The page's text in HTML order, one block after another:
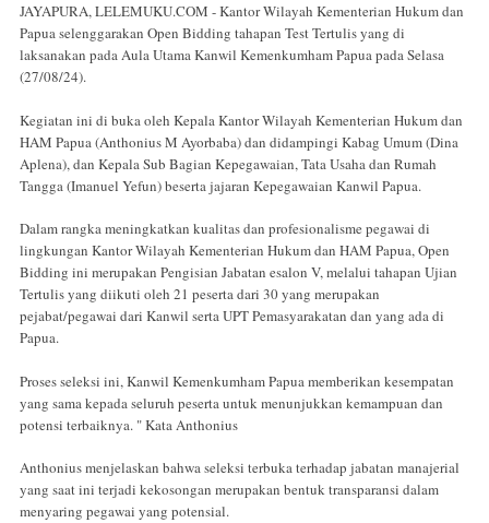
JAYAPURA, LELEMUKU.COM - Kantor Wilayah Kementerian Hukum dan
Papua selenggarakan Open Bidding tahapan Test Tertulis yang di
laksanakan pada Aula Utama Kanwil Kemenkumham Papua pada Selasa
(27/08/24).
Kegiatan ini di buka oleh Kepala Kantor Wilayah Kementerian Hukum dan
HAM Papua (Anthonius M Ayorbaba) dan didampingi Kabag Umum (Dina
Aplena), dan Kepala Sub Bagian Kepegawaian, Tata Usaha dan Rumah
Tangga (Imanuel Yefun) beserta jajaran Kepegawaian Kanwil Papua.
Dalam rangka meningkatkan kualitas dan profesionalisme pegawai di
lingkungan Kantor Wilayah Kementerian Hukum dan HAM Papua, Open
Bidding ini merupakan Pengisian Jabatan esalon V, melalui tahapan Ujian
Tertulis yang diikuti oleh 21 peserta dari 30 yang merupakan
pejabat/pegawai dari Kanwil serta UPT Pemasyarakatan dan yang ada di
Papua.
Proses seleksi ini, Kanwil Kemenkumham Papua memberikan kesempatan
yang sama kepada seluruh peserta untuk menunjukkan kemampuan dan
potensi terbaiknya. " Kata Anthonius
Anthonius menjelaskan bahwa seleksi terbuka terhadap jabatan manajerial
yang saat ini terjadi kekosongan merupakan bentuk transparansi dalam
menyaring pegawai yang potensial.